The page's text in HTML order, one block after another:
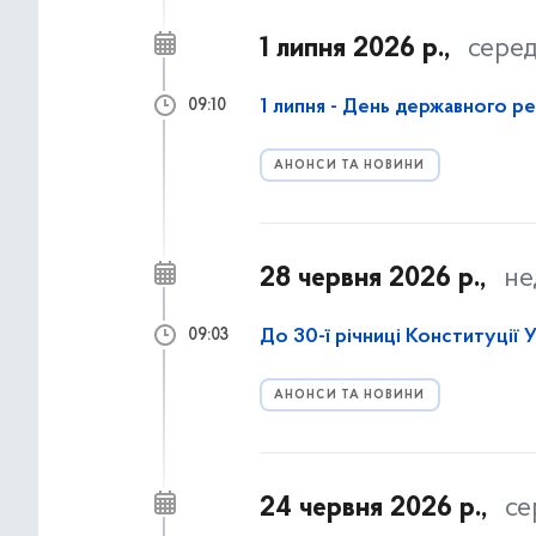
1 липня 2026 р.,
1 липня - День державного
АНОНСИ ТА НОВИНИ
09:10
28 червня 2026 р.,
До 30-ї річниці Конституції
АНОНСИ ТА НОВИНИ
09:03
24 червня 2026 р.,